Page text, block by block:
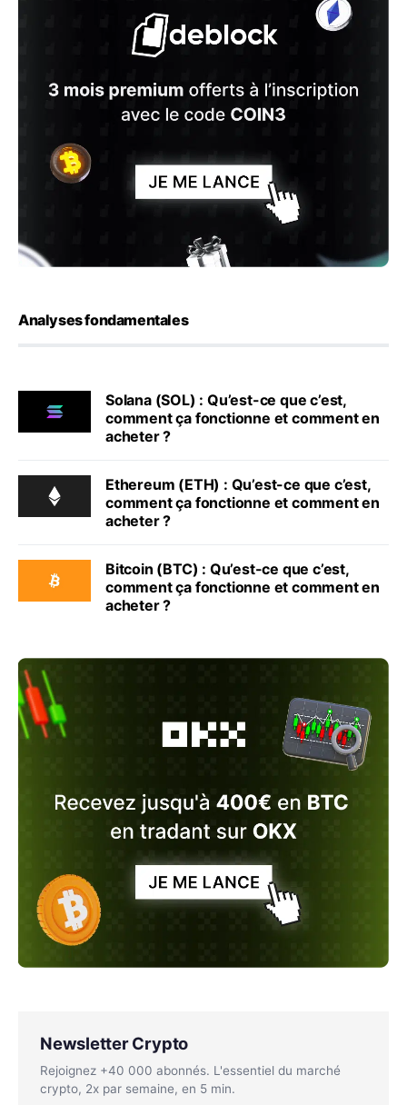
Analyses fondamentales
Solana (SOL) : Qu’est-ce que c’est,
comment ça fonctionne et comment en
acheter ?
Ethereum (ETH) : Qu’est-ce que c’est,
comment ça fonctionne et comment en
acheter ?
Bitcoin (BTC) : Qu’est-ce que c’est,
comment ça fonctionne et comment en
acheter ?
Newsletter Crypto
Rejoignez +40 000 abonnés. L'essentiel du marché
crypto, 2x par semaine, en 5 min.